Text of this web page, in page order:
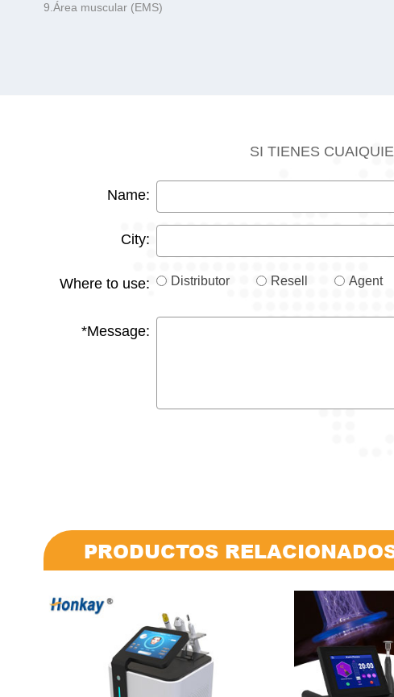
9.Área muscular (EMS)
SI TIENES
Name:
City:
Where to use: Distributor Resell Agent
*Message:
PRODUCTOS